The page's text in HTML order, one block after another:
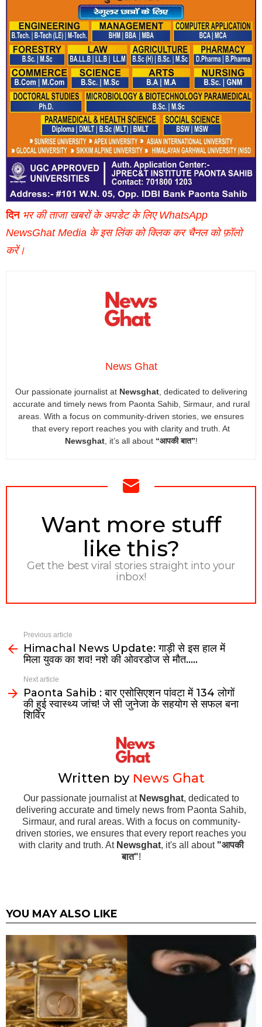
दिनभर की ताजा खबरों के अपडेट के लिए WhatsApp
NewsGhat Media के इस लिंक को क्लिक कर चैनल को फ़ॉलो
करें।
News Ghat
Our passionate journalist at Newsghat, dedicated to delivering
accurate and timely news from Paonta Sahib, Sirmaur, and rural
areas. With a focus on community-driven stories, we ensures
that every report reaches you with clarity and truth. At
Newsghat, it’s all about “आपकी बात”!
NEWSLETTER
Want more stuff
like this?
Get the best viral stories straight into your
inbox!
Previous article
Himachal News Update: गाड़ी से इस हाल में
मिला युवक का शव! नशे की ओवरडोज से मौत…..
Next article
Paonta Sahib : बार एसोसिएशन पांवटा में 134 लोगों
की हुई स्वास्थ्य जांच! जे सी जुनेजा के सहयोग से सफल बना
शिविर
Written by News Ghat
Our passionate journalist at Newsghat, dedicated to
delivering accurate and timely news from Paonta Sahib,
Sirmaur, and rural areas. With a focus on community-
driven stories, we ensures that every report reaches you
with clarity and truth. At Newsghat, it's all about "आपकी
बात"!
YOU MAY ALSO LIKE